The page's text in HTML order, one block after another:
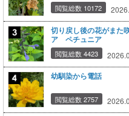
閲覧総数 10172
切り戻し後の花がま
ア ペチュニア
閲覧総数 4423
幼馴染から電話
閲覧総数 2757